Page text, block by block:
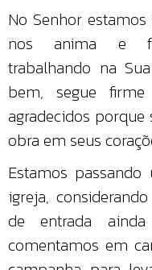
No Senhor
nos anima e
trabalhando na
bem, segue
agradecidos
obra em seus
Estamos
igreja,
de entrada
comentamos em